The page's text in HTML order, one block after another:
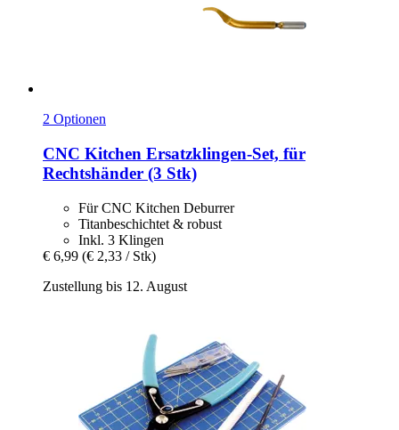
2 Optionen
CNC Kitchen Ersatzklingen-​Set, für
Rechtshänder (3 Stk)
Für CNC Kitchen Deburrer
Titanbeschichtet & robust
Inkl. 3 Klingen
€ 6,99 (€ 2,33 / Stk)
Zustellung bis 12. August